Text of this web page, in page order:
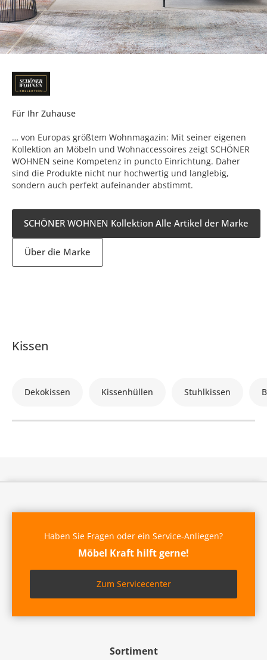
Für Ihr Zuhause
… von Europas größtem Wohnmagazin: Mit seiner eigenen
Kollektion an Möbeln und Wohnaccessoires zeigt SCHÖNER
WOHNEN seine Kompetenz in puncto Einrichtung. Daher
sind die Produkte nicht nur hochwertig und langlebig,
sondern auch perfekt aufeinander abstimmt.
SCHÖNER WOHNEN Kollektion Alle Artikel der Marke
Über die Marke
Kissen
Dekokissen Kissenhüllen Stuhlkissen
Sortiment
Haben Sie Fragen oder ein Service-Anliegen?
Möbel Kraft hilft gerne!
Zum Servicecenter